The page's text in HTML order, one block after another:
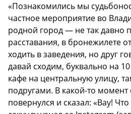
«Познакомились мы
частное мероприятие во
родной город — не так давно
расставания, в бронежилете
ходить в заведения, но друг
давай сходим, буквально на
кафе на центральную улицу,
подругами. В какой-то момент
повернулся и сказал: «Вау!